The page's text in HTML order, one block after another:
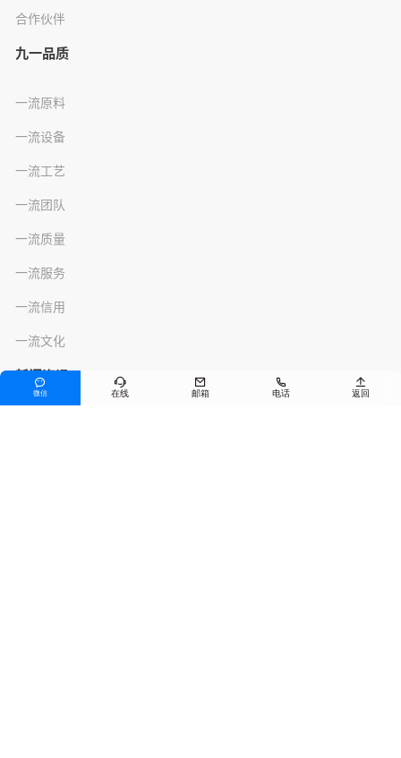
合作伙伴
九一品质
一流原料
一流设备
一流工艺
一流团队
一流质量
一流服务
一流信用
一流文化
新闻资讯

微信

在线

邮箱

电话

返回